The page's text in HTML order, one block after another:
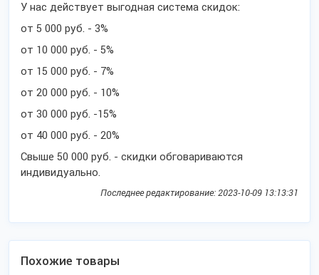
У нас действует выгодная система скидок:
от 5 000 руб. - 3%
от 10 000 руб. - 5%
от 15 000 руб. - 7%
от 20 000 руб. - 10%
от 30 000 руб. -15%
от 40 000 руб. - 20%
Свыше 50 000 руб. - скидки обговариваются
индивидуально.
Последнее редактирование: 2023-10-09 13:13:31
Похожие товары